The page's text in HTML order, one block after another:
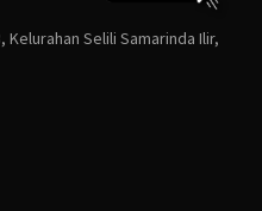
Kelurahan Selili Samarinda Ilir,